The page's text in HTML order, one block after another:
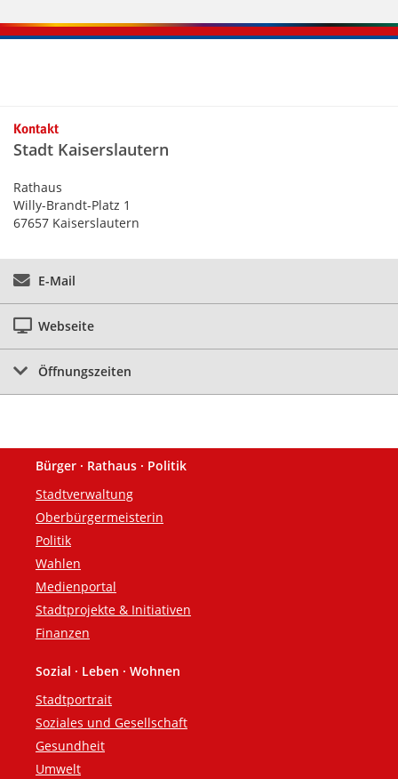
Kontaktinformationen und Weiterführendes
Kontakt
Stadt Kaiserslautern
Rathaus
Willy-Brandt-Platz 1
67657 Kaiserslautern
E-Mail
Webseite
Öffnungszeiten
Fußzeile
Bürger · Rathaus · Politik
Stadtverwaltung
Oberbürgermeisterin
Politik
Wahlen
Medienportal
Stadtprojekte & Initiativen
Finanzen
Sozial · Leben · Wohnen
Stadtportrait
Soziales und Gesellschaft
Gesundheit
Umwelt